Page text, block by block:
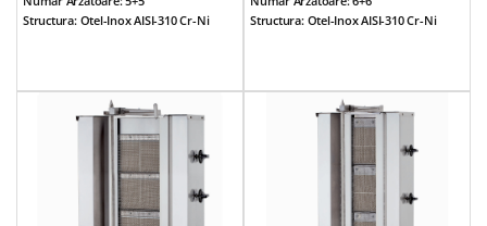
Structura: Otel-Inox AISI-310 Cr-Ni
Prevazut Cu 5+5 Arzatoare
Fara Motor
Tava Sustinere Carne Reglabila Pe 3
Arzatoarele Se Pot Apropia De Carne
Structura: Otel-Inox AISI-310 Cr-Ni
Prevazut Cu 6+6 Arzatoare
Tava Sustinere Carne Reglabila Pe 3
Arzatoarele Se Pot Apropia De Carne